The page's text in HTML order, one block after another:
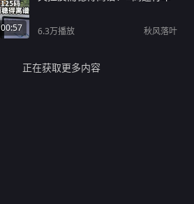
00:57 6.3万播放 秋风落叶
正在获取更多内容